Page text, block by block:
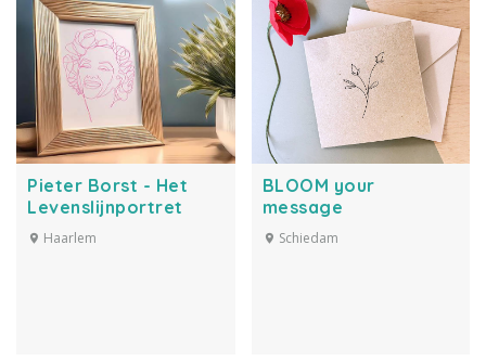
Pieter Borst - Het
Levenslijnportret
Haarlem
BLOOM your
message
Schiedam